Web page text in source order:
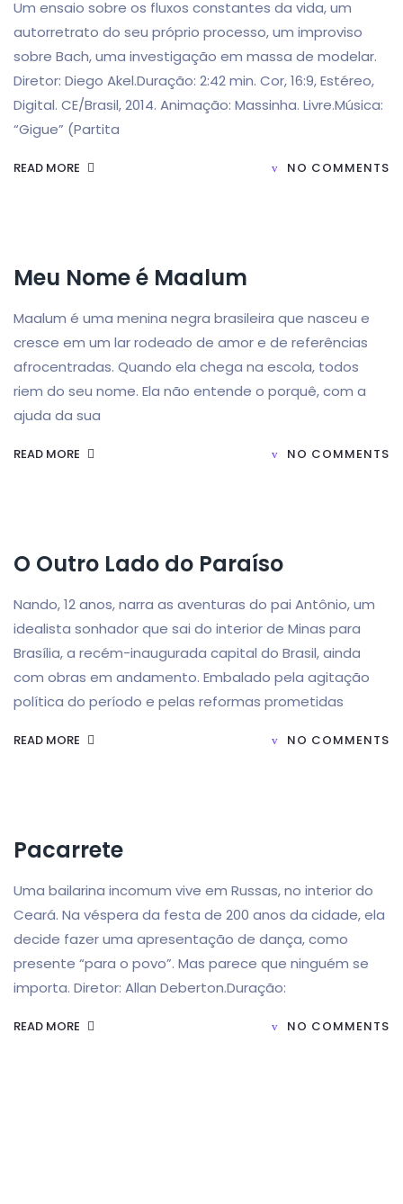
Um ensaio sobre os fluxos constantes da vida, um
autorretrato do seu próprio processo, um improviso
sobre Bach, uma investigação em massa de modelar.
Diretor: Diego Akel.Duração: 2:42 min. Cor, 16:9, Estéreo,
Digital. CE/Brasil, 2014. Animação: Massinha. Livre.Música:
“Gigue” (Partita
READ MORE NO COMMENTS
Meu Nome é Maalum
Maalum é uma menina negra brasileira que nasceu e
cresce em um lar rodeado de amor e de referências
afrocentradas. Quando ela chega na escola, todos
riem do seu nome. Ela não entende o porquê, com a
ajuda da sua
READ MORE NO COMMENTS
O Outro Lado do Paraíso
Nando, 12 anos, narra as aventuras do pai Antônio, um
idealista sonhador que sai do interior de Minas para
Brasília, a recém-inaugurada capital do Brasil, ainda
com obras em andamento. Embalado pela agitação
política do período e pelas reformas prometidas
READ MORE NO COMMENTS
Pacarrete
Uma bailarina incomum vive em Russas, no interior do
Ceará. Na véspera da festa de 200 anos da cidade, ela
decide fazer uma apresentação de dança, como
presente “para o povo”. Mas parece que ninguém se
importa. Diretor: Allan Deberton.Duração:
READ MORE NO COMMENTS